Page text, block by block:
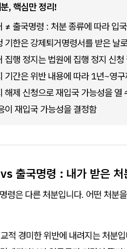
, 핵심만 정리!
≠ 출국명령 : 처분 종류에 따라 입
기한은 강제퇴거명령서를 받은 날
집행 정지는 법원에 집행 정지 신청
기간은 위반 내용에 따라 1년~영구
해제 신청으로 재입국 가능성을 열
이 재입국 가능성을 결정함
출국명령 : 내가 받은
령은 다른 처분입니다. 어떤 처분
적 경미한 위반에 내려지는 처분